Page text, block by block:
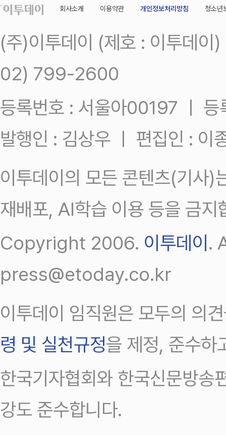
회사소개 이용약관 개인정보처리방침 청소년
(주)이투데이 (제호 : 이투데
02) 799-2600
등록번호 : 서울아00197 ㅣ
발행인 : 김상우 ㅣ 편집인 : 이
이투데이의 모든 콘텐츠(기사)
재배포, AI학습 이용 등을 금지
Copyright 2006. 이투데이.
press@etoday.co.kr
이투데이 임직원은 모두의 의
령 및 실천규정을 제정, 준수하
한국기자협회와 한국신문방송
강도 준수합니다.